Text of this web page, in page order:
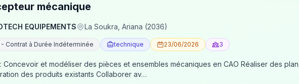
mécanique
EQUIPEMENTS La Soukra, Ariana (2036)
- Contrat à Durée Indéterminée technique 23/06/2026 3
Concevoir et modéliser des pièces et ensembles mécaniques en CAO Réaliser des
des produits existants Collaborer av…